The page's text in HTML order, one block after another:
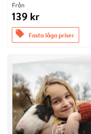
Från
139 kr
offers Fasta låga priser